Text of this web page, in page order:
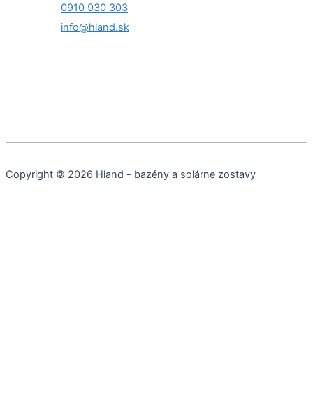
0910 930 303
info@hland.sk
Copyright © 2026 Hland - bazény a solárne zostavy